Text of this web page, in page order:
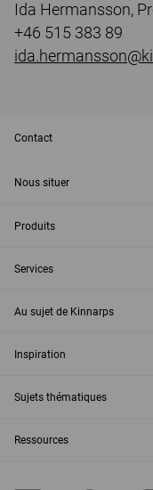
Ida Hermansson,
+46 515 383 89
Contact
Nous situer
Produits
Services
Au sujet de Kinnarps
Inspiration
Sujets thématiques
Ressources